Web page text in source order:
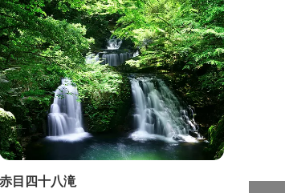
赤目四十八滝